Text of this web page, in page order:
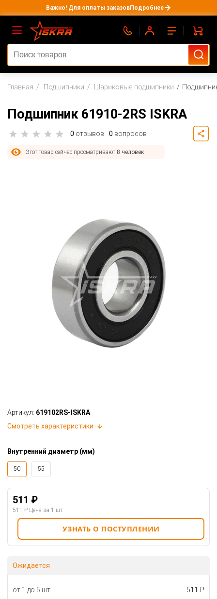
Важно! Для оплаты заказовПодробнее
Главная Подшипники Шариковые подшипники
Подшипник 61910-2RS ISKRA
0 отзывов 0 вопросов
Этот товар сейчас просматривают 8 человек
Артикул: 619102RS-ISKRA
Смотреть характеристики
Внутренний диаметр (мм)
50 55
511 ₽
511 ₽ Цена за 1 шт
УЗНАТЬ О ПОСТУПЛЕНИИ
Ожидается
от 1 до 5 шт
511 ₽